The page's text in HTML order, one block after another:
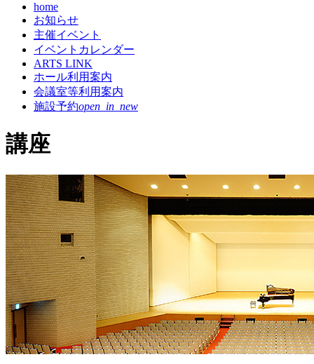
home
お知らせ
主催イベント
イベントカレンダー
ARTS LINK
ホール利用案内
会議室等利用案内
施設予約open_in_new
講座